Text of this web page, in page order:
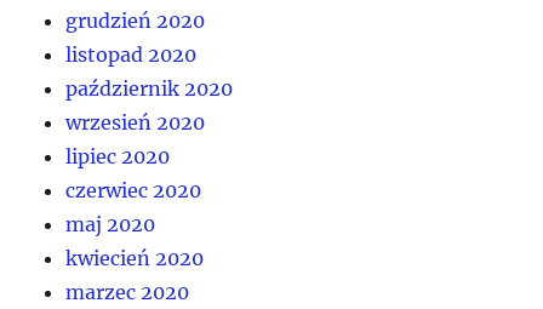
grudzień 2020
listopad 2020
październik 2020
wrzesień 2020
lipiec 2020
czerwiec 2020
maj 2020
kwiecień 2020
marzec 2020